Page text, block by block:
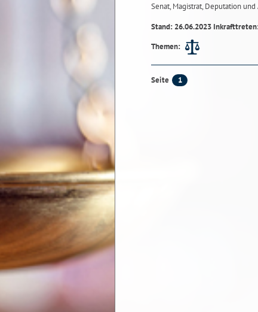
Senat, Magistrat, Deputation und
Stand: 26.06.2023
Themen:
Seite 1